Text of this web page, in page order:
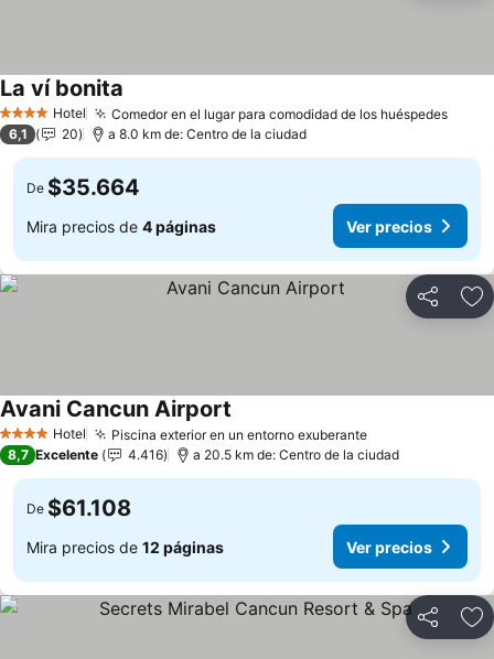
4 EstrellasHotel Comedor en el lugar para comodidad de los huéspedesVer
La ví bonita
6,1 20 a 8.0 km de: Centro de la ciudad
De $35.664
Mira precios de 4 páginas Ver precios
Compartir
4 EstrellasHotel Piscina exterior en un entorno exuberanteVer precios
Avani Cancun Airport
8,7 Excelente 4.416 a 20.5 km de: Centro de la ciudad
De $61.108
Mira precios de 12 páginas Ver precios
Compartir